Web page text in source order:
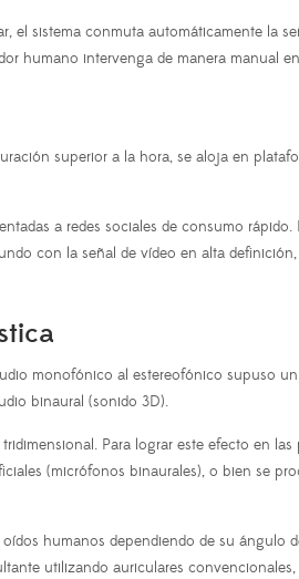
sistema conmuta automáticamente la
humano intervenga de manera manual
superior a la hora, se aloja en
a redes sociales de consumo rápido.
con la señal de vídeo en alta
monofónico al estereofónico supuso
binaural (sonido 3D).
Para lograr este efecto en
(micrófonos binaurales), o bien se
humanos dependiendo de su ángulo
utilizando auriculares